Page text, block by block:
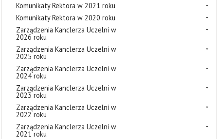
Komunikaty Rektora w 2021 roku
Komunikaty Rektora w 2020 roku
Zarządzenia Kanclerza Uczelni w
2026 roku
Zarządzenia Kanclerza Uczelni w
2025 roku
Zarządzenia Kanclerza Uczelni w
2024 roku
Zarządzenia Kanclerza Uczelni w
2023 roku
Zarządzenia Kanclerza Uczelni w
2022 roku
Zarządzenia Kanclerza Uczelni w
2021 roku